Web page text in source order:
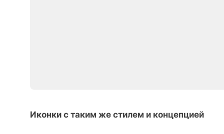
Иконки с таким же стилем и концепцией